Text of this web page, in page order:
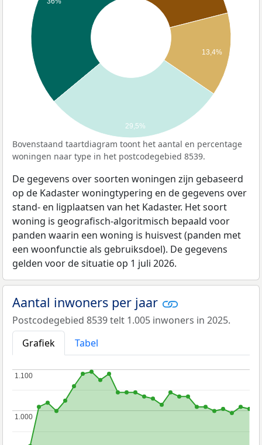
13,4%
29,5%
Bovenstaand taartdiagram toont het aantal en percentage
woningen naar type in het postcodegebied 8539.
De gegevens over soorten woningen zijn gebaseerd
op de Kadaster woningtypering en de gegevens over
stand- en ligplaatsen van het Kadaster. Het soort
woning is geografisch-algoritmisch bepaald voor
panden waarin een woning is huisvest (panden met
een woonfunctie als gebruiksdoel). De gegevens
gelden voor de situatie op 1 juli 2026.
Aantal inwoners per jaar
Postcodegebied 8539 telt 1.005 inwoners in 2025.
Grafiek
Tabel
1.000
1.000
1.100
1.100